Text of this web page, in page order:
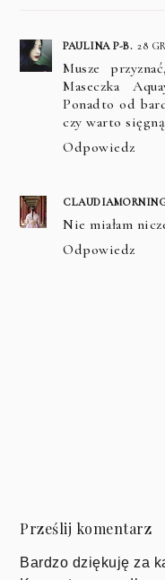
PAULINA P-B. 28
Musze
Maseczka
Ponadto od
czy warto
Odpowiedz
Nie miałam
Odpowiedz
Prześlij komentarz
Bardzo dziękuję za